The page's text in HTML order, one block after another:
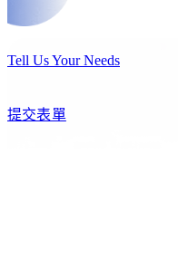
Tell Us Your Needs
提交表單